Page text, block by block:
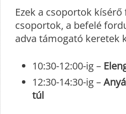
Ezek a csoportok
csoportok, a befelé
adva támogató keretek
10:30-12:00-ig –
12:30-14:30-ig –
túl